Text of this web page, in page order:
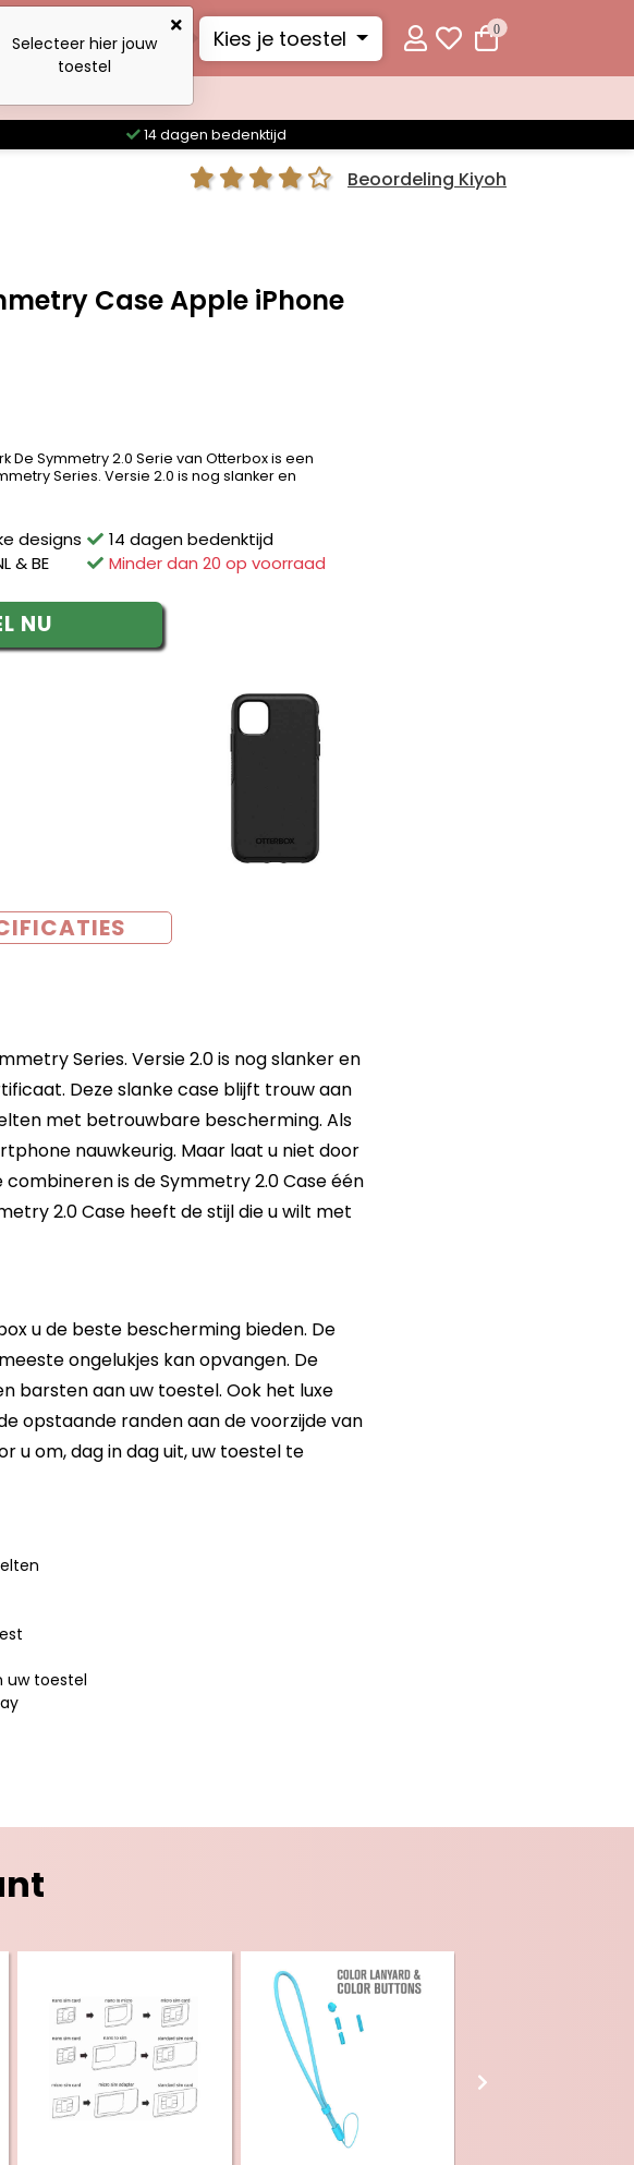
Kies je toestel 0
14 dagen bedenktijd
Beoordeling Kiyoh
Case Apple iPhone
De Symmetry 2.0 Serie van Otterbox is een
Series. Versie 2.0 is nog slanker en
designs
& BE
14 dagen bedenktijd
Minder dan 20 op voorraad
NU
Series. Versie 2.0 is nog slanker en
Deze slanke case blijft trouw aan
met betrouwbare bescherming. Als
nauwkeurig. Maar laat u niet door
is de Symmetry 2.0 Case één
2.0 Case heeft de stijl die u wilt met
u de beste bescherming bieden. De
ongelukjes kan opvangen. De
barsten aan uw toestel. Ook het luxe
opstaande randen aan de voorzijde van
u om, dag in dag uit, uw toestel te
uw toestel
Selecteer hier jouw
toestel